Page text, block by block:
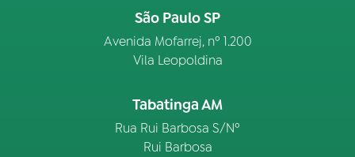
São Paulo SP
Avenida Mofarrej, nº 1.200
Vila Leopoldina
Tabatinga AM
Rua Rui Barbosa S/Nº
Rui Barbosa